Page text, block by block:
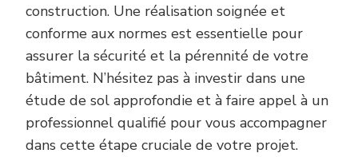
construction. Une réalisation soignée et
conforme aux normes est essentielle pour
assurer la sécurité et la pérennité de votre
bâtiment. N’hésitez pas à investir dans une
étude de sol approfondie et à faire appel à un
professionnel qualifié pour vous accompagner
dans cette étape cruciale de votre projet.